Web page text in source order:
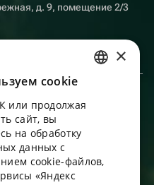
д. 9, помещение 2/3
в области информационных
по размещению
ENGLISH
UKRAINIAN
PORTUGUESE
×
сookie
или продолжая
сайт, вы
на обработку
данных с
cookie-файлов,
«Яндекс